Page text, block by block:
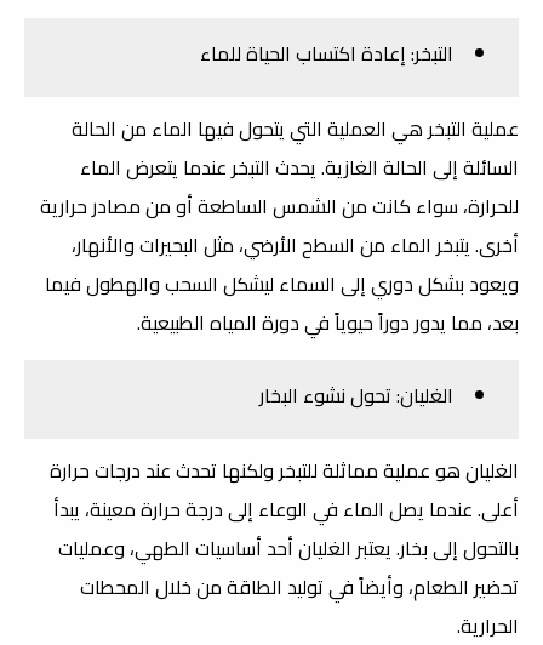
التبخر: إعادة اكتساب الحياة للماء
عملية التبخر هي العملية التي يتحول فيها الماء من الحالة
السائلة إلى الحالة الغازية. يحدث التبخر عندما يتعرض الماء
للحرارة، سواء كانت من الشمس الساطعة أو من مصادر حرارية
أخرى. يتبخر الماء من السطح الأرضي، مثل البحيرات والأنهار،
ويعود بشكل دوري إلى السماء ليشكل السحب والهطول فيما
بعد، مما يدور دوراً حيوياً في دورة المياه الطبيعية.
الغليان: تحول نشوء البخار
الغليان هو عملية مماثلة للتبخر ولكنها تحدث عند درجات حرارة
أعلى. عندما يصل الماء في الوعاء إلى درجة حرارة معينة، يبدأ
بالتحول إلى بخار. يعتبر الغليان أحد أساسيات الطهي، وعمليات
تحضير الطعام، وأيضاً في توليد الطاقة من خلال المحطات
الحرارية.